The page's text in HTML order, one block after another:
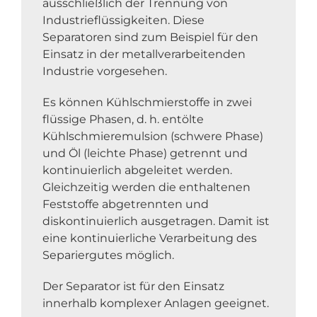
ausschließlich der Trennung von
Industrieflüssigkeiten. Diese
Separatoren sind zum Beispiel für den
Einsatz in der metallverarbeitenden
Industrie vorgesehen.
Es können Kühlschmierstoffe in zwei
flüssige Phasen, d. h. entölte
Kühlschmieremulsion (schwere Phase)
und Öl (leichte Phase) getrennt und
kontinuierlich abgeleitet werden.
Gleichzeitig werden die enthaltenen
Feststoffe abgetrennten und
diskontinuierlich ausgetragen. Damit ist
eine kontinuierliche Verarbeitung des
Separiergutes möglich.
Der Separator ist für den Einsatz
innerhalb komplexer Anlagen geeignet.